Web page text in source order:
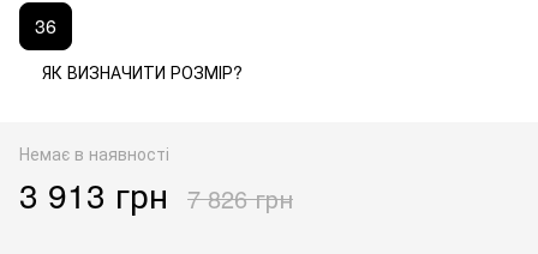
36
ЯК ВИЗНАЧИТИ РОЗМІР?
Немає в наявності
3 913 грн 7 826 грн